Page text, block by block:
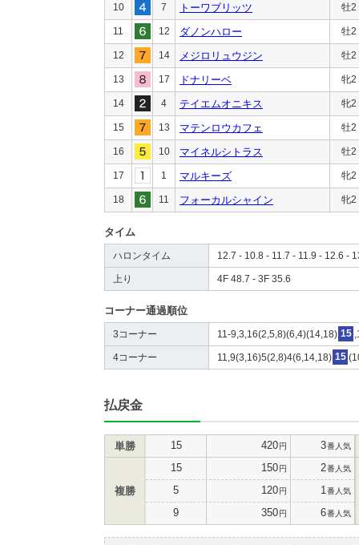
10 7 トーワブリッツ 牡2
11 12 ダノンハロー 牡2
12 14 メジロリュウジン 牡2
13 17 ドナリーベ 牝2
14 4 テイエムオニキス 牝2
15 13 マテンロウカフェ 牡2
16 10 マイネルシトラス 牡2
17 1 マルキーズ 牝2
18 11 フォーカルシャイン 牝2
タイム
ハロンタイム 12.7 - 10.8 - 11.7 - 11.9 - 12.6 -
上り 4F 48.7 - 3F 35.6
コーナー通過順位
3コーナー 11-9,3,16(2,5,8)(6,4)(14,18) 15
4コーナー 11,9(3,16)5(2,8)4(6,14,18) 15
払戻金
単勝 15 420円 3番人気
複勝
15 150円 2番人気
5 120円 1 番人気
9 350円 6番人気